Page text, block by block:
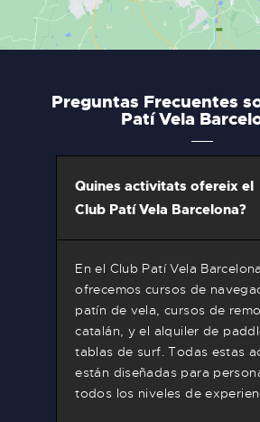
Preguntas Frecuentes
Patí Vela
Quines activitats ofereix el
Club Patí Vela Barcelona?
En el Club Patí Vela Barcelona
ofrecemos cursos de
patín de vela, cursos de
catalán, y el alquiler de
tablas de surf. Todas estas
están diseñadas para
todos los niveles de